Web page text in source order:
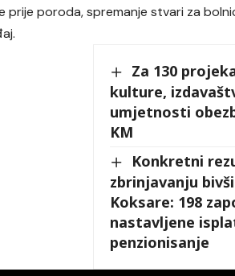
prije poroda, spremanje stvari za
Za 130
kulture,
umjetnosti
KM
Konkretni
zbrinjavanju
Koksare: 198
nastavljene
penzionisanje